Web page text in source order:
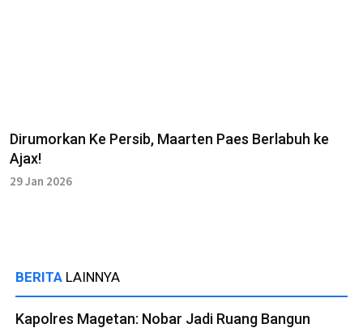
Dirumorkan Ke Persib, Maarten Paes Berlabuh ke
Ajax!
29 Jan 2026
BERITA LAINNYA
Kapolres Magetan: Nobar Jadi Ruang Bangun